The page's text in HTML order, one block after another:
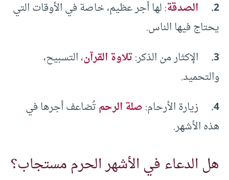
2.
الصدقة: لها أجر عظيم، خاصة في الأوقات التي
يحتاج فيها الناس.
3.
الإكثار من الذكر:تلاوة القرآن، التسبيح،
والتحميد.
4.
زيارة الأرحام:صلة الرحمتُضاعف أجرها في
هذه الأشهر.
هل الدعاء في الأشهر الحرم مستجاب؟